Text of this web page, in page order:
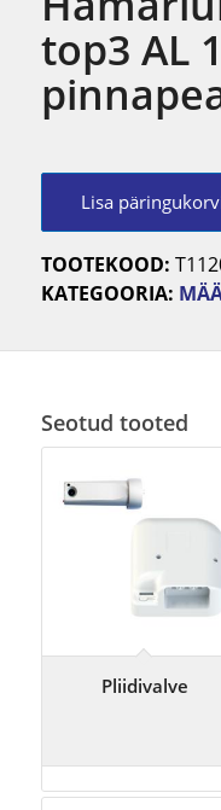
top3 AL
Lisa
TOOTEKOOD:
KATEGOORIA:
Seotud tooted
Pliidivalve